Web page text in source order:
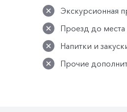
Экскурсионная
Проезд до места
Напитки и
Прочие